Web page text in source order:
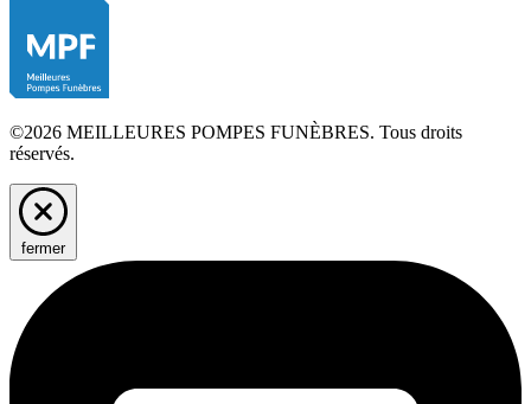
©2026 MEILLEURES POMPES FUNÈBRES. Tous droits
réservés.
fermer